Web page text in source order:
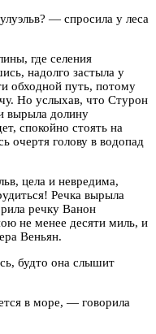
— спросила у леса
где селения
надолго застыла у
обходной путь, потому
Но услыхав, что Стурон
вырыла долину
спокойно стоять на
очертя голову в водопад
цела и невредима,
Речка вырыла
речку Ванон
не менее десяти миль, и
Веньян.
будто она слышит
в море, — говорила